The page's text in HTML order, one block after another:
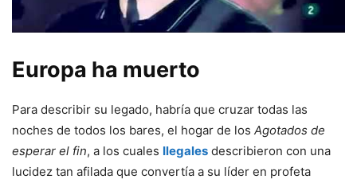
Europa ha muerto
Para describir su legado, habría que cruzar todas las
noches de todos los bares, el hogar de los Agotados de
esperar el fin, a los cuales Ilegales describieron con una
lucidez tan afilada que convertía a su líder en profeta